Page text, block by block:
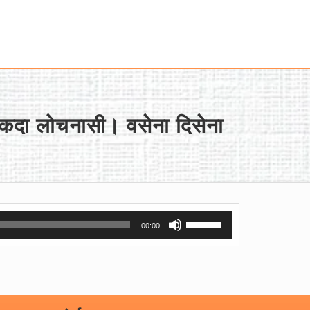
लोचनासी। वसेना दिसेना
00:00
Use
Up/Down
to